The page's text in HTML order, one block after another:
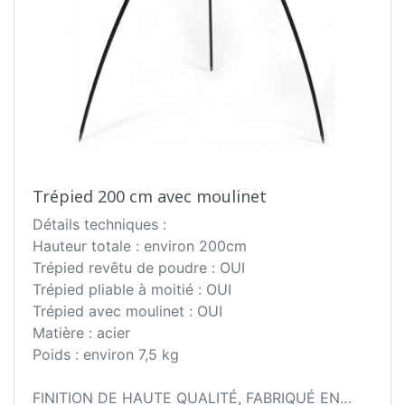
transport. La conception solide assure le confort
ainsi que la sécurité d'utilisation. Des décorations
avec des éléments forgés soulignent son
excellente finition.
Trépied 200 cm avec moulinet
Détails techniques :
Hauteur totale : environ 200cm
Trépied revêtu de poudre : OUI
Trépied pliable à moitié : OUI
Trépied avec moulinet : OUI
Matière : acier
Poids : environ 7,5 kg
FINITION DE HAUTE QUALITÉ, FABRIQUÉ EN